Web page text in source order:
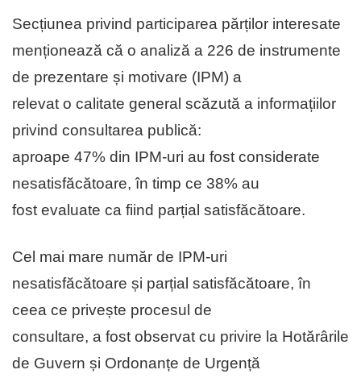
Secțiunea privind participarea părților interesate
menționează că o analiză a 226 de instrumente
de prezentare și motivare (IPM) a
relevat o calitate general scăzută a informațiilor
privind consultarea publică:
aproape 47% din IPM-uri au fost considerate
nesatisfăcătoare, în timp ce 38% au
fost evaluate ca fiind parțial satisfăcătoare.
Cel mai mare număr de IPM-uri
nesatisfăcătoare și parțial satisfăcătoare, în
ceea ce privește procesul de
consultare, a fost observat cu privire la Hotărârile
de Guvern și Ordonanțe de Urgență